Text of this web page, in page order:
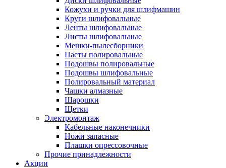
Кожухи и ручки для шлифмашин
Круги шлифовальные
Ленты шлифовальные
Листы шлифовальные
Мешки-пылесборники
Пасты полировальные
Подошвы полировальные
Подошвы шлифовальные
Полировальный материал
Чашки алмазные
Шарошки
Щетки
Электромонтаж
Кабельные наконечники
Ножи запасные
Плашки опрессовочные
Прочие принадлежности
Акции